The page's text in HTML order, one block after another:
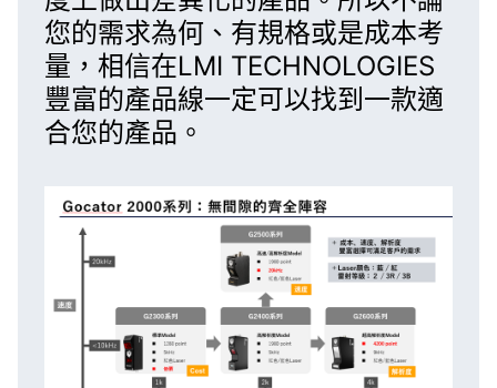
您的需求為何、有規格或是成本考
量，相信在LMI TECHNOLOGIES
豐富的產品線一定可以找到一款適
合您的產品。